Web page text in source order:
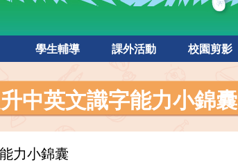
學生輔導 課外活動 校園剪影
中英文識字能力小錦囊
力小錦囊